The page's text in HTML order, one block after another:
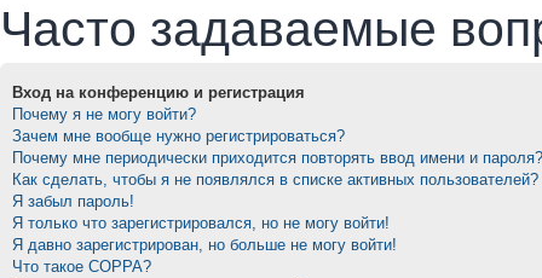
Часто задаваемые
Вход на конференцию и регистрация
Почему я не могу войти?
Зачем мне вообще нужно регистрироваться?
Почему мне периодически приходится повторять ввод имени и пароля?
Как сделать, чтобы я не появлялся в списке активных пользователей?
Я забыл пароль!
Я только что зарегистрировался, но не могу войти!
Я давно зарегистрирован, но больше не могу войти!
Что такое COPPA?